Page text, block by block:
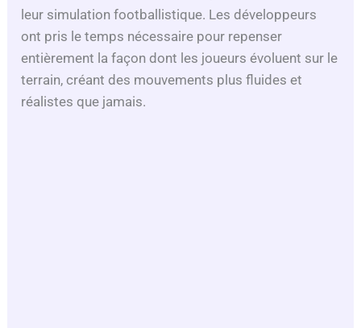
leur simulation footballistique. Les développeurs
ont pris le temps nécessaire pour repenser
entièrement la façon dont les joueurs évoluent sur le
terrain, créant des mouvements plus fluides et
réalistes que jamais.